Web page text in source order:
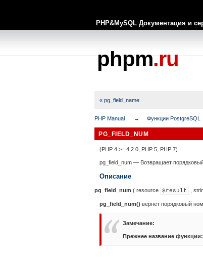
PHP&MySQL Документация и
phpm.ru
« pg_field_name
PHP Manual Функции PostgreSQL
PG_FIELD_NUM
(PHP 4 >= 4.2.0, PHP 5, PHP 7)
pg_field_num — Возвращает
Описание
pg_field_num ( resource $result
pg_field_num() вернет порядковый
Замечание:
Прежнее название функции: